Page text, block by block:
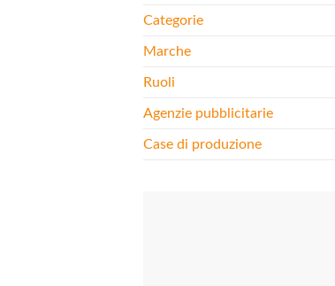
Categorie
Marche
Ruoli
Agenzie pubblicitarie
Case di produzione